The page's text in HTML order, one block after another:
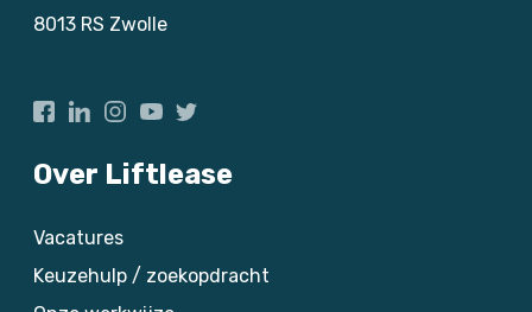
8013 RS Zwolle
Over Liftlease
Vacatures
Keuzehulp / zoekopdracht